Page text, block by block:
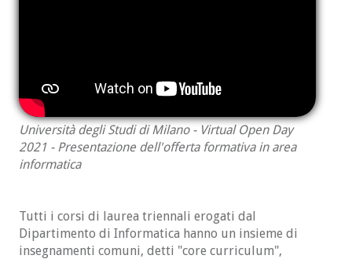
Università degli Studi di Milano - Virtual Open Day
2021 - Presentazione dell'offerta formativa in area
informatica
Tutti i corsi di laurea triennali erogati dal
Dipartimento di Informatica hanno un insieme di
insegnamenti comuni, detti "core curriculum",